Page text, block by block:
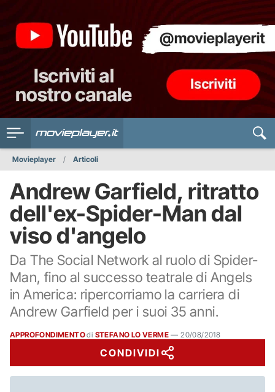
Movieplayer Articoli
Andrew Garfield, ritratto
dell'ex-Spider-Man dal
viso d'angelo
Da The Social Network al ruolo di Spider-
Man, fino al successo teatrale di Angels
in America: ripercorriamo la carriera di
Andrew Garfield per i suoi 35 anni.
APPROFONDIMENTOdi STEFANO LO VERME —20/08/2018
CONDIVIDI